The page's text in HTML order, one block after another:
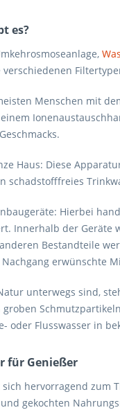
es?
Menschen mit
Haus: Diese
schadstofffreies
Hierbei
Innerhalb der
Bestandteile
erwünschte
unterwegs sind,
oder Flusswasser in
für Genießer
hervorragend
gekochten